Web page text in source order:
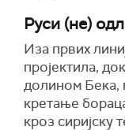
Руси (не)
Иза првих
пројектила,
долином Бека,
кретање
кроз сиријску